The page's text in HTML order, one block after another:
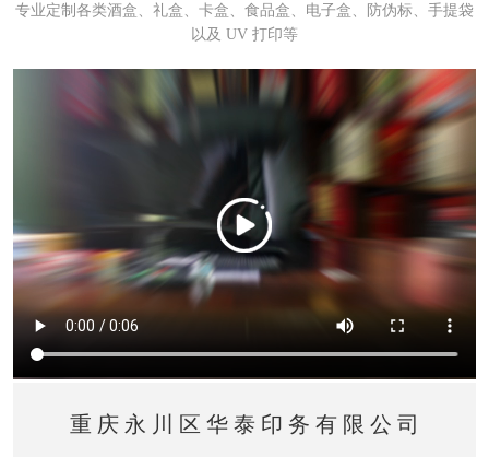
专业定制各类酒盒、礼盒、卡盒、食品盒、电子盒、防伪标、手提袋
以及 UV 打印等
重庆永川区华泰印务有限公司